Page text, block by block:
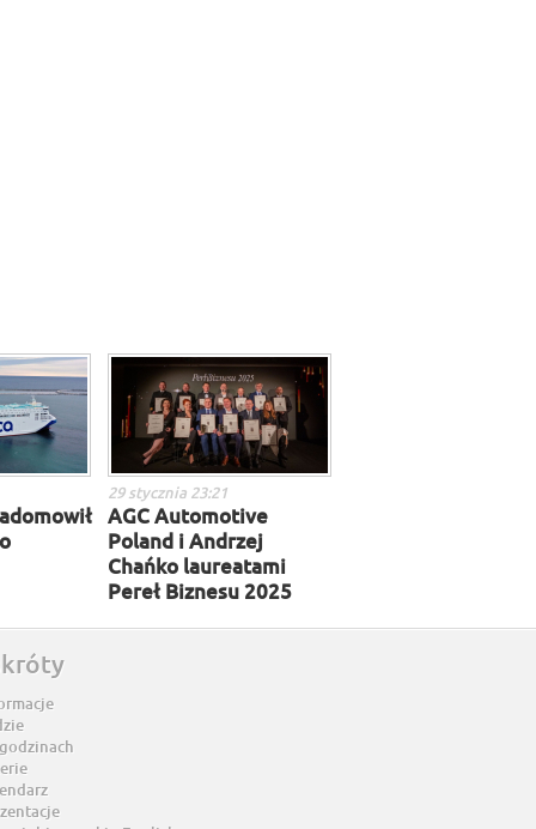
29 stycznia 23:21
AGC Automotive
Poland i Andrzej
Chańko laureatami
Pereł Biznesu 2025